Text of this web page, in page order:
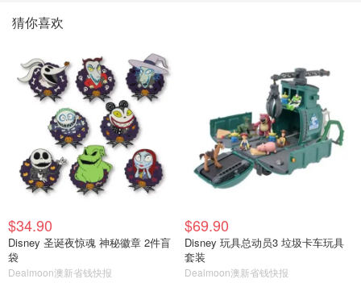
猜你喜欢
$34.90
Disney 圣诞夜惊魂 神秘徽章 2件盲
袋
Dealmoon澳新省钱快报
$69.90
Disney 玩具总动员3 垃圾卡车玩具
套装
Dealmoon澳新省钱快报